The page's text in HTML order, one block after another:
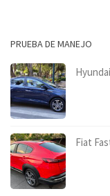
PRUEBA DE MANEJO
Fiat